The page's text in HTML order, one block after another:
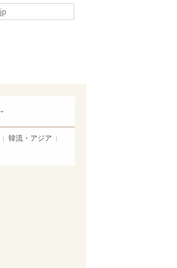
韓流・アジア